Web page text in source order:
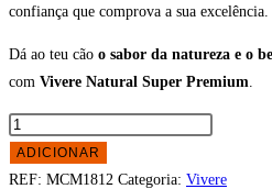
confiança que comprova a sua excelência.
Dá ao teu cão o sabor da natureza e o
com Vivere Natural Super Premium
Quantidade
de
Ração
ADICIONAR
REF: MCM1812 Categoria: Vivere